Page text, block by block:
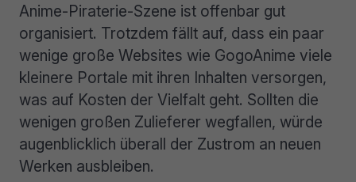
Anime-Piraterie-Szene ist offenbar gut
organisiert. Trotzdem fällt auf, dass ein paar
wenige große Websites wie GogoAnime viele
kleinere Portale mit ihren Inhalten versorgen,
was auf Kosten der Vielfalt geht. Sollten die
wenigen großen Zulieferer wegfallen, würde
augenblicklich überall der Zustrom an neuen
Werken ausbleiben.